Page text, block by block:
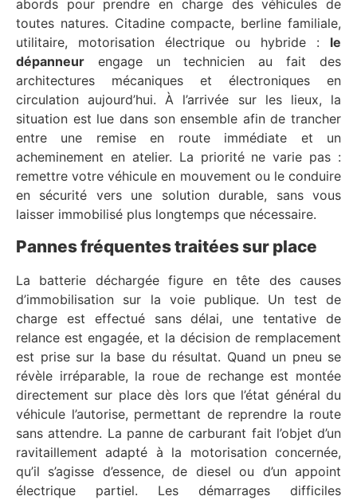
abords pour prendre en charge des véhicules de
toutes natures. Citadine compacte, berline familiale,
utilitaire, motorisation électrique ou hybride : le
dépanneur engage un technicien au fait des
architectures mécaniques et électroniques en
circulation aujourd’hui. À l’arrivée sur les lieux, la
situation est lue dans son ensemble afin de trancher
entre une remise en route immédiate et un
acheminement en atelier. La priorité ne varie pas :
remettre votre véhicule en mouvement ou le conduire
en sécurité vers une solution durable, sans vous
laisser immobilisé plus longtemps que nécessaire.
Pannes fréquentes traitées sur place
La batterie déchargée figure en tête des causes
d’immobilisation sur la voie publique. Un test de
charge est effectué sans délai, une tentative de
relance est engagée, et la décision de remplacement
est prise sur la base du résultat. Quand un pneu se
révèle irréparable, la roue de rechange est montée
directement sur place dès lors que l’état général du
véhicule l’autorise, permettant de reprendre la route
sans attendre. La panne de carburant fait l’objet d’un
ravitaillement adapté à la motorisation concernée,
qu’il s’agisse d’essence, de diesel ou d’un appoint
électrique partiel. Les démarrages difficiles